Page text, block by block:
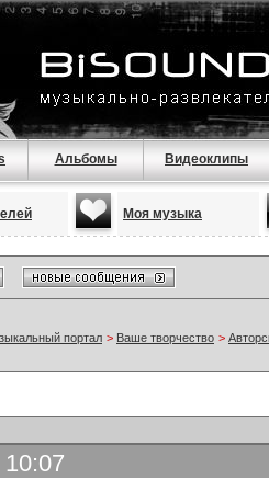
Альбомы Видеоклипы
Моя музыка
портал > Ваше творчество >